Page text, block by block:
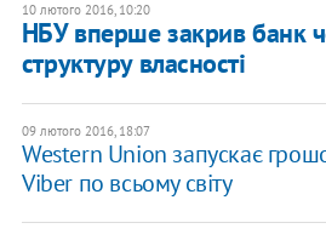
10 лютого 2016, 10:20
НБУ вперше закрив банк
структуру власності
09 лютого 2016, 18:07
Western Union запускає
Viber по всьому світу